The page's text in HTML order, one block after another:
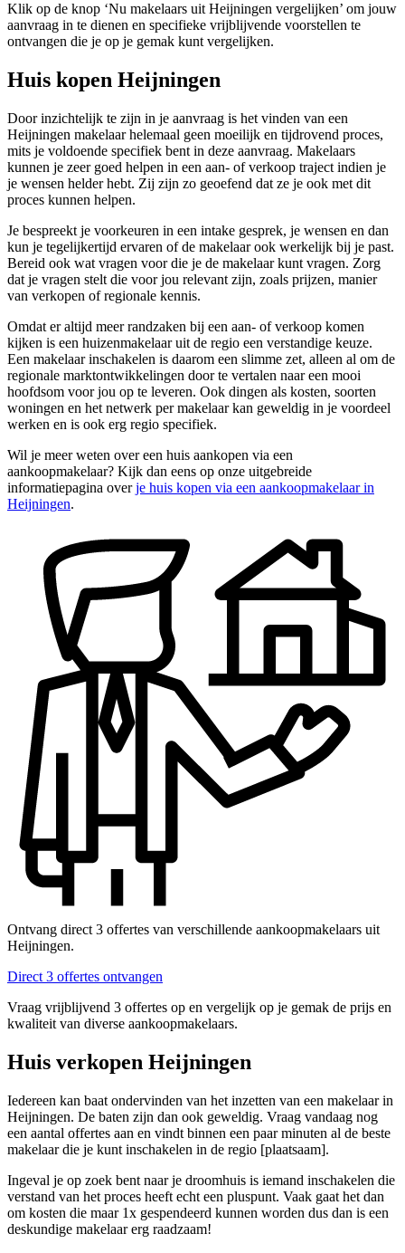
Klik op de knop ‘Nu makelaars uit Heijningen vergelijken’ om jouw
aanvraag in te dienen en specifieke vrijblijvende voorstellen te
ontvangen die je op je gemak kunt vergelijken.
Huis kopen Heijningen
Door inzichtelijk te zijn in je aanvraag is het vinden van een
Heijningen makelaar helemaal geen moeilijk en tijdrovend proces,
mits je voldoende specifiek bent in deze aanvraag. Makelaars
kunnen je zeer goed helpen in een aan- of verkoop traject indien je
je wensen helder hebt. Zij zijn zo geoefend dat ze je ook met dit
proces kunnen helpen.
Je bespreekt je voorkeuren in een intake gesprek, je wensen en dan
kun je tegelijkertijd ervaren of de makelaar ook werkelijk bij je past.
Bereid ook wat vragen voor die je de makelaar kunt vragen. Zorg
dat je vragen stelt die voor jou relevant zijn, zoals prijzen, manier
van verkopen of regionale kennis.
Omdat er altijd meer randzaken bij een aan- of verkoop komen
kijken is een huizenmakelaar uit de regio een verstandige keuze.
Een makelaar inschakelen is daarom een slimme zet, alleen al om de
regionale marktontwikkelingen door te vertalen naar een mooi
hoofdsom voor jou op te leveren. Ook dingen als kosten, soorten
woningen en het netwerk per makelaar kan geweldig in je voordeel
werken en is ook erg regio specifiek.
Wil je meer weten over een huis aankopen via een
aankoopmakelaar? Kijk dan eens op onze uitgebreide
informatiepagina overje huis kopen via een aankoopmakelaar in
Heijningen.
Ontvang direct 3 offertes van verschillende aankoopmakelaars uit
Heijningen.
Direct 3 offertes ontvangen
Vraag vrijblijvend 3 offertes op en vergelijk op je gemak de prijs en
kwaliteit van diverse aankoopmakelaars.
Huis verkopen Heijningen
Iedereen kan baat ondervinden van het inzetten van een makelaar in
Heijningen. De baten zijn dan ook geweldig. Vraag vandaag nog
een aantal offertes aan en vindt binnen een paar minuten al de beste
makelaar die je kunt inschakelen in de regio [plaatsaam].
Ingeval je op zoek bent naar je droomhuis is iemand inschakelen die
verstand van het proces heeft echt een pluspunt. Vaak gaat het dan
om kosten die maar 1x gespendeerd kunnen worden dus dan is een
deskundige makelaar erg raadzaam!